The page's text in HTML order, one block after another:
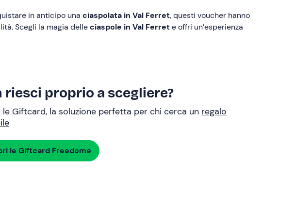
in anticipo una ciaspolata in Val Ferret, questi voucher hanno
Scegli la magia delleciaspole in Val Ferrete offri un’esperienza
riesci proprio a scegliere?
le Giftcard, la soluzione perfetta per chi cerca un regalo
le Giftcard Freedome